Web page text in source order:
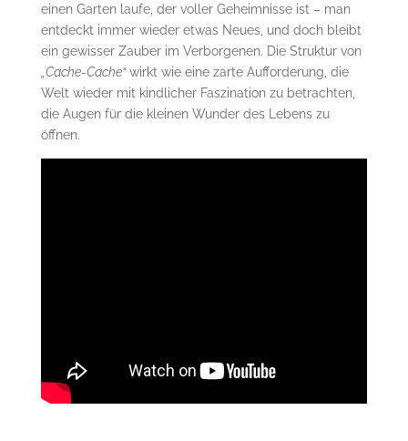
einen Garten laufe, der voller Geheimnisse ist – man
entdeckt immer wieder etwas Neues, und doch bleibt
ein gewisser Zauber im Verborgenen. Die Struktur von
„Cache-Cache“wirkt wie eine zarte Aufforderung, die
Welt wieder mit kindlicher Faszination zu betrachten,
die Augen für die kleinen Wunder des Lebens zu
öffnen.